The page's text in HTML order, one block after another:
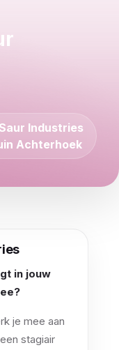
Industries
Achterhoek
in jouw
je mee aan
stagiair